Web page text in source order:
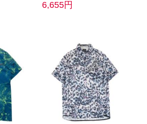
6,655円